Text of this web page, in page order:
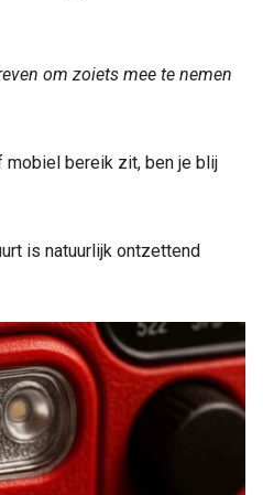
om zoiets mee te nemen
bereik zit, ben je blij
is natuurlijk ontzettend